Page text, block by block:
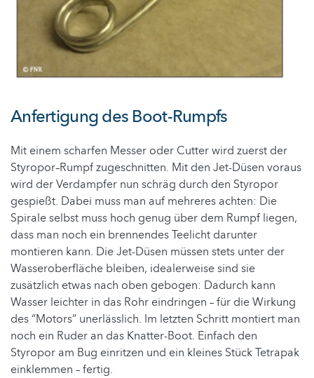
Anfertigung des Boot-Rumpfs
Mit einem scharfen Messer oder Cutter wird zuerst der
Styropor–Rumpf zugeschnitten. Mit den Jet-Düsen voraus
wird der Verdampfer nun schräg durch den Styropor
gespießt. Dabei muss man auf mehreres achten: Die
Spirale selbst muss hoch genug über dem Rumpf liegen,
dass man noch ein brennendes Teelicht darunter
montieren kann. Die Jet-Düsen müssen stets unter der
Wasseroberfläche bleiben, idealerweise sind sie
zusätzlich etwas nach oben gebogen: Dadurch kann
Wasser leichter in das Rohr eindringen – für die Wirkung
des “Motors” unerlässlich. Im letzten Schritt montiert man
noch ein Ruder an das Knatter-Boot. Einfach den
Styropor am Bug einritzen und ein kleines Stück Tetrapak
einklemmen – fertig.